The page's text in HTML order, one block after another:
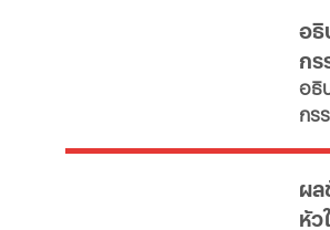
กม
เส
เนื่
อธิ
กร
ลัน
ก่
อธิ
กร
กา
ผล
หัว